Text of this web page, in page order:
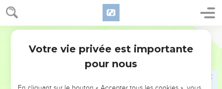
Daniel 1
tu regarderas ensuite notre visage et celui des jeunes
gens qui mangent les mets du roi, et tu agiras avec tes
serviteurs d'après ce que tu auras vu.
pendant dix jours.
Au bout de dix jours, ils avaient meilleur visage et plus
Votre vie privée est importante
pour nous